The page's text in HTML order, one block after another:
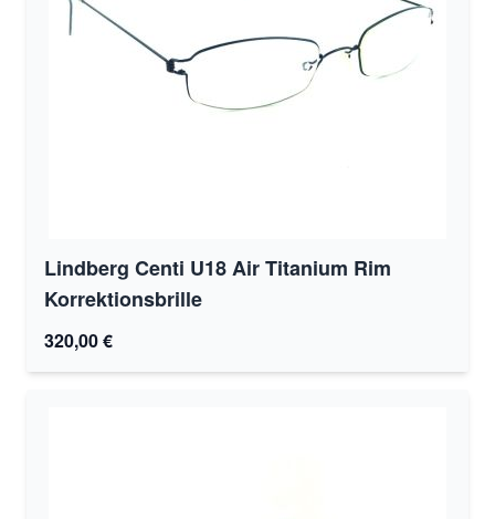
Lindberg Centi U18 Air Titanium Rim
Korrektionsbrille
320,00 €